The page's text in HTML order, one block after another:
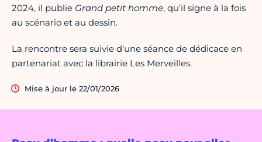
2024, il publie Grand petit homme, qu’il signe à la fois
au scénario et au dessin.
La rencontre sera suivie d'une séance de dédicace en
partenariat avec la librairie Les Merveilles.
Mise à jour le 22/01/2026